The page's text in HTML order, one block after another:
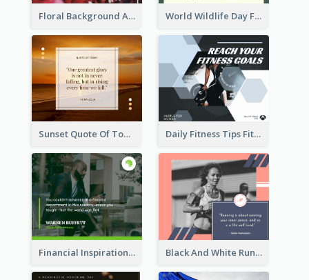
Floral Background Aesthetic Quote Facebook Post World Wildlife Day Facebook Post
Sunset Quote Of Today Facebook Post Daily Fitness Tips Fitness Goals Facebook Post
Financial Inspirational Quotes Facebook Post Black And White Running Quote Facebook Post